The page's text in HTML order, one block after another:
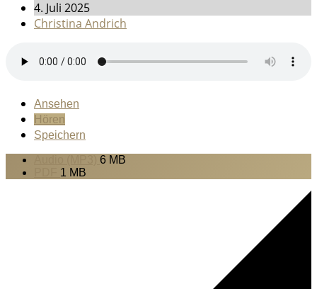
4. Juli 2025
Christina Andrich
Ansehen
Hören
Speichern
6 MB
1 MB